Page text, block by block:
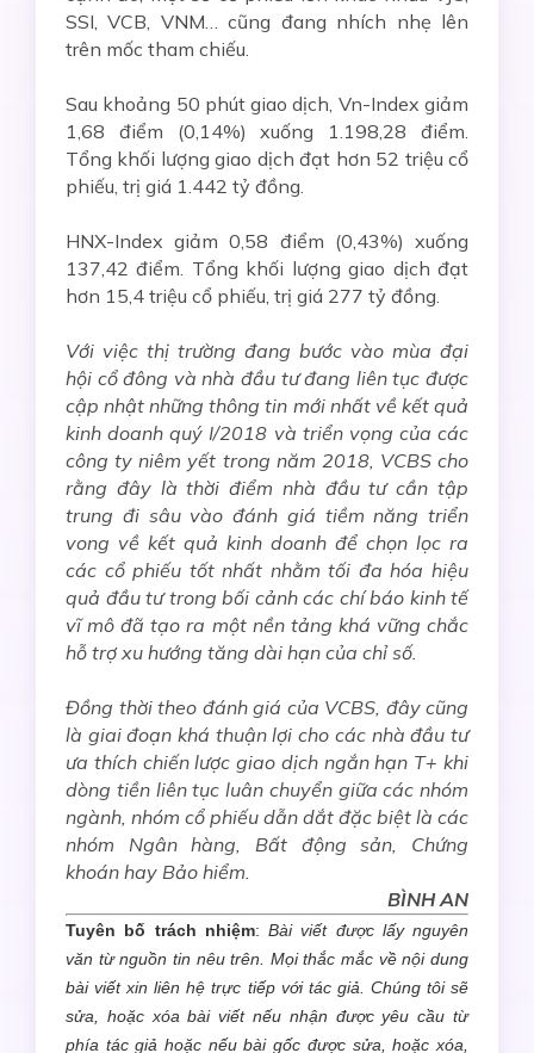
SSI, VCB, VNM… cũng đang nhích nhẹ lên
trên mốc tham chiếu.
Sau khoảng 50 phút giao dịch, Vn-Index giảm
1,68 điểm (0,14%) xuống 1.198,28 điểm.
Tổng khối lượng giao dịch đạt hơn 52 triệu cổ
phiếu, trị giá 1.442 tỷ đồng.
HNX-Index giảm 0,58 điểm (0,43%) xuống
137,42 điểm. Tổng khối lượng giao dịch đạt
hơn 15,4 triệu cổ phiếu, trị giá 277 tỷ đồng.
Với việc thị trường đang bước vào mùa đại
hội cổ đông và nhà đầu tư đang liên tục được
cập nhật những thông tin mới nhất về kết quả
kinh doanh quý I/2018 và triển vọng của các
công ty niêm yết trong năm 2018, VCBS cho
rằng đây là thời điểm nhà đầu tư cần tập
trung đi sâu vào đánh giá tiềm năng triển
vong về kết quả kinh doanh để chọn lọc ra
các cổ phiếu tốt nhất nhằm tối đa hóa hiệu
quả đầu tư trong bối cảnh các chí báo kinh tế
vĩ mô đã tạo ra một nền tảng khá vững chắc
hỗ trợ xu hướng tăng dài hạn của chỉ số.
Đồng thời theo đánh giá của VCBS, đây cũng
là giai đoạn khá thuận lợi cho các nhà đầu tư
ưa thích chiến lược giao dịch ngắn hạn T+ khi
dòng tiền liên tục luân chuyển giữa các nhóm
ngành, nhóm cổ phiếu dẫn dắt đặc biệt là các
nhóm Ngân hàng, Bất động sản, Chứng
khoán hay Bảo hiểm.
BÌNH AN
Tuyên bố trách nhiệm: Bài viết được lấy nguyên
văn từ nguồn tin nêu trên. Mọi thắc mắc về nội dung
bài viết xin liên hệ trực tiếp với tác giả. Chúng tôi sẽ
sửa, hoặc xóa bài viết nếu nhận được yêu cầu từ
phía tác giả hoặc nếu bài gốc được sửa, hoặc xóa,